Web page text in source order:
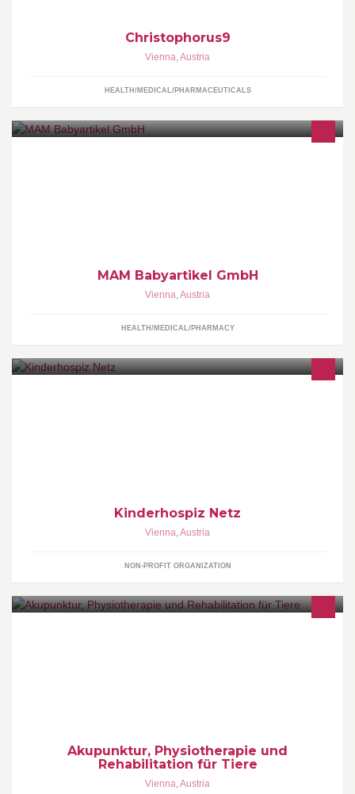
Christophorus9
Vienna,Austria
HEALTH/MEDICAL/PHARMACEUTICALS
MAM Babyartikel GmbH
Vienna,Austria
HEALTH/MEDICAL/PHARMACY
Kinderhospiz Netz
Vienna,Austria
NON-PROFIT ORGANIZATION
Akupunktur, Physiotherapie und
Rehabilitation für Tiere
Vienna,Austria